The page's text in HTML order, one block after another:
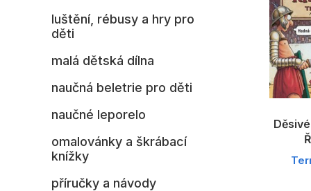
luštění, rébusy a hry pro
děti
malá dětská dílna
naučná beletrie pro děti
naučné leporelo
omalovánky a škrábací
knížky
příručky a návody